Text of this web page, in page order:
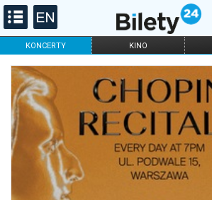
KONCERTY KINO
FILHARMONIA OPERA I BALET
DLA DZIECI
ONLINE